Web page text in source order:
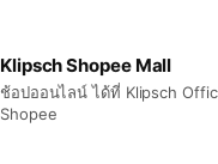
Klipsch Shopee Mall
ช้อปออนไลน์ ได้ที่ Klipsch
Shopee